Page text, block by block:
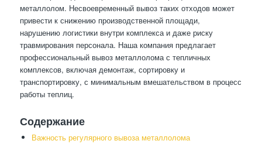
металлолом. Несвоевременный вывоз таких отходов может
привести к снижению производственной площади,
нарушению логистики внутри комплекса и даже риску
травмирования персонала. Наша компания предлагает
профессиональный вывоз металлолома с тепличных
комплексов, включая демонтаж, сортировку и
транспортировку, с минимальным вмешательством в процесс
работы теплиц.
Содержание
Важность регулярного вывоза металлолома